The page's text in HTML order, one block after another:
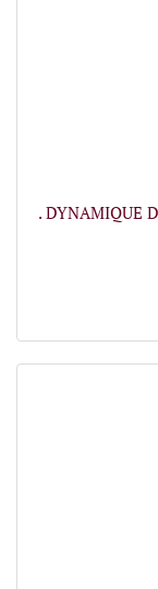
. DYNAMIQUE